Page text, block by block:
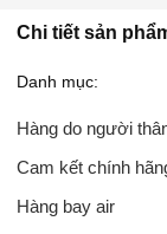
Chi tiết sản
Danh mục:
Hàng do người
Cam kết chính
Hàng bay air